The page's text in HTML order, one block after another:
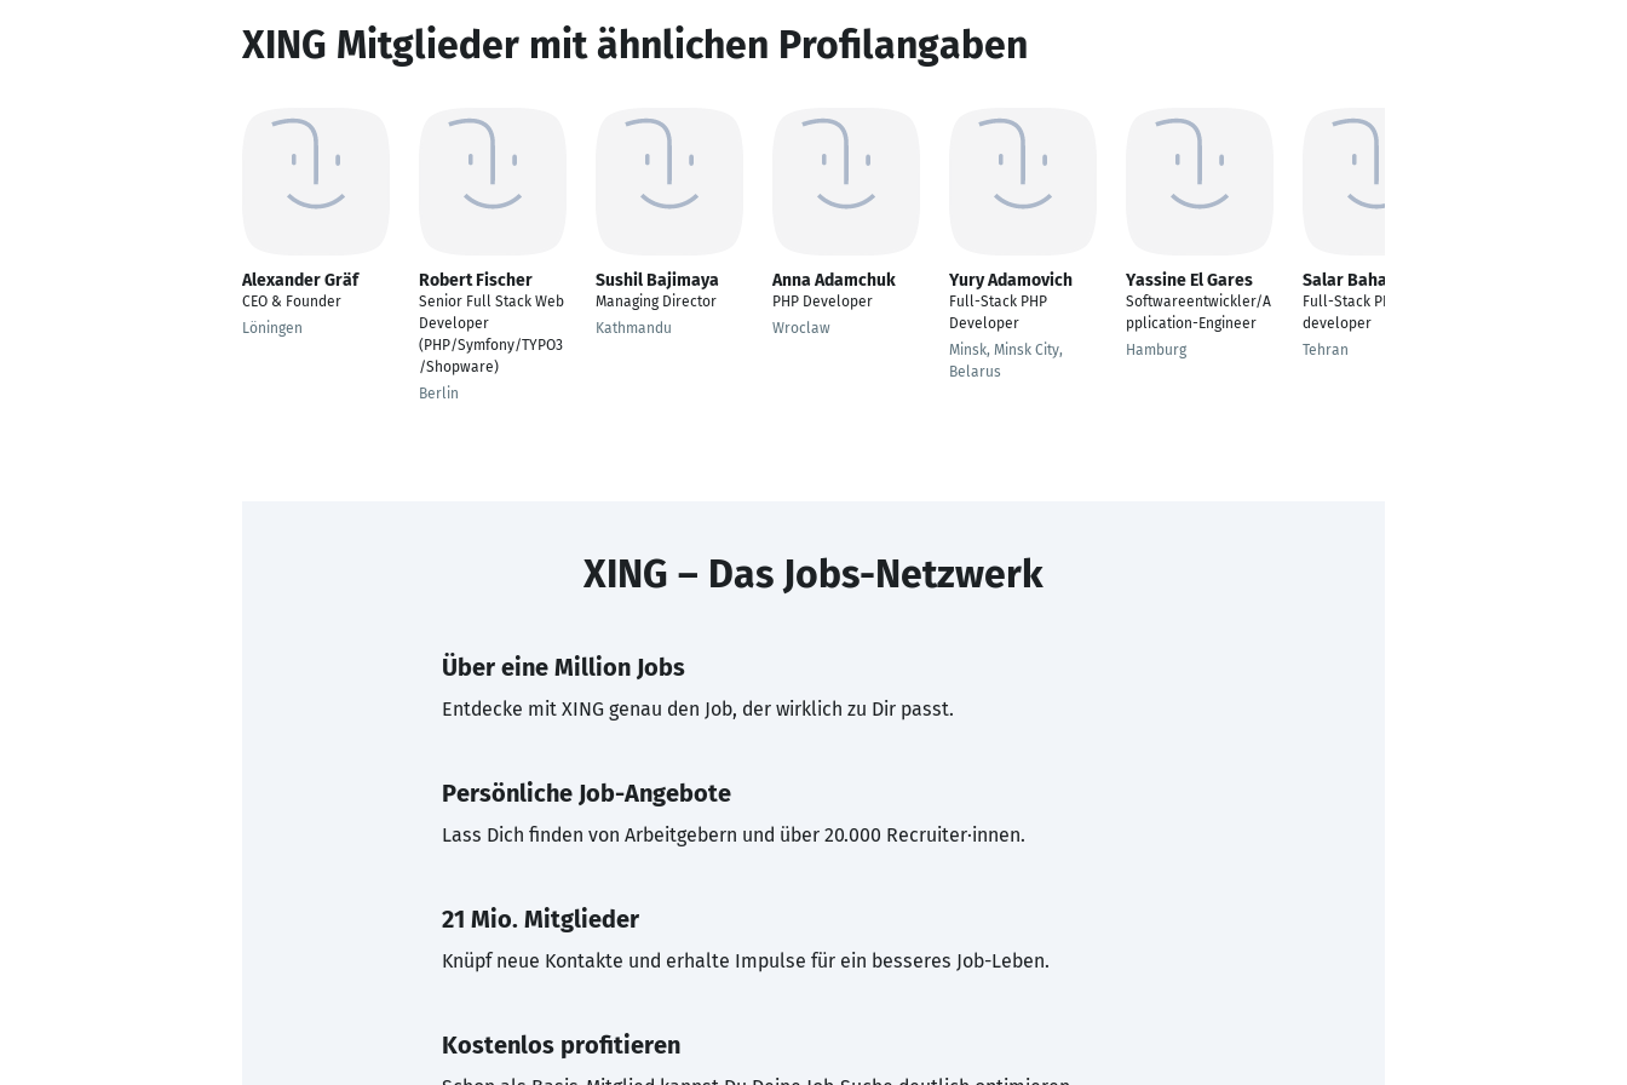
XING Mitglieder mit ähnlichen Profilangaben
Alexander Gräf
CEO & Founder
Löningen
Robert Fischer
Senior Full Stack Web
Developer
(PHP/Symfony/TYPO3
/Shopware)
Berlin
Sushil Bajimaya
Managing Director
Kathmandu
Anna Adamchuk
PHP Developer
Wroclaw
Yury Adamovich
Full-Stack PHP
Developer
Minsk, Minsk City,
Belarus
Yassine El Gares
Softwareentwickler/A
pplication-Engineer
Hamburg
Salar Bahador
Full-Stack PHP Web
developer
Tehran
XING – Das Jobs-Netzwerk
Über eine Million Jobs
Entdecke mit XING genau den Job, der wirklich zu Dir passt.
Persönliche Job-Angebote
Lass Dich finden von Arbeitgebern und über 20.000 Recruiter·innen.
21 Mio. Mitglieder
Knüpf neue Kontakte und erhalte Impulse für ein besseres Job-Leben.
Kostenlos profitieren